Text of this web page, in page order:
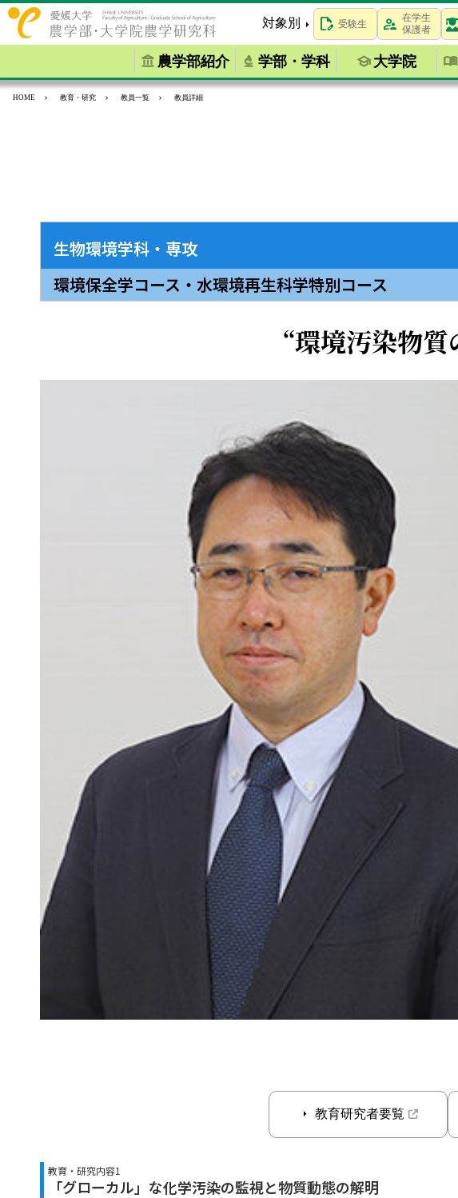
対象別 受験生
在学生
保護者
農学部紹介 学部・学科 大学院
HOME 教育・研究 教員一覧 教員詳細
生物環境学科・専攻
環境保全学コース・水環境再生科学特別コース
環境汚染物質
教育研究者要覧
教育・研究内容1
「グローカル」な化学汚染の監視と物質動態の解明